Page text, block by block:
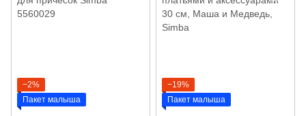
−2%
Пакет малыша
−19%
Пакет малыша